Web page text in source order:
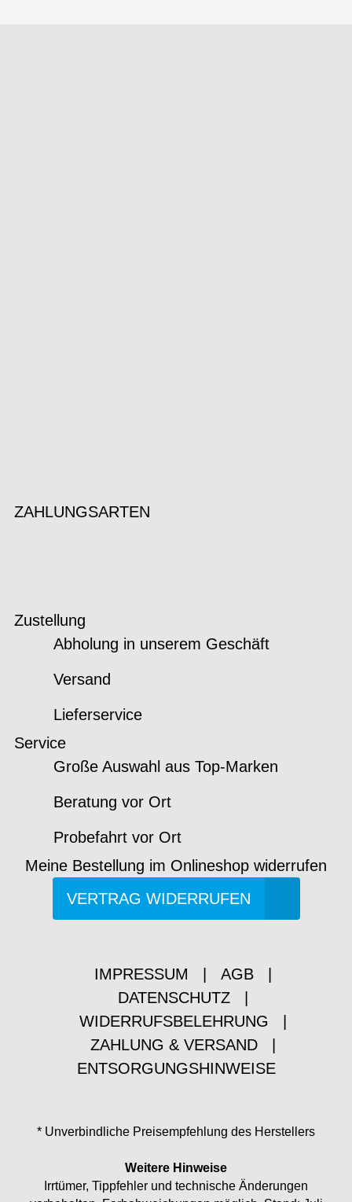
ZAHLUNGSARTEN
Zustellung
Abholung in unserem Geschäft
Versand
Lieferservice
Service
Große Auswahl aus Top-Marken
Beratung vor Ort
Probefahrt vor Ort
Meine Bestellung im Onlineshop widerrufen
VERTRAG WIDERRUFEN
IMPRESSUM AGB
DATENSCHUTZ
WIDERRUFSBELEHRUNG
ZAHLUNG & VERSAND
ENTSORGUNGSHINWEISE
* Unverbindliche Preisempfehlung des Herstellers
Weitere Hinweise
Irrtümer, Tippfehler und technische Änderungen